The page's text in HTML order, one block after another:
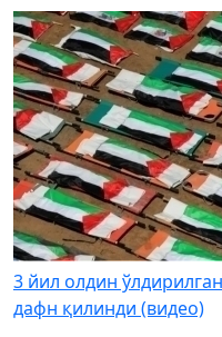
3 йил олдин
дафн қилинди (видео)